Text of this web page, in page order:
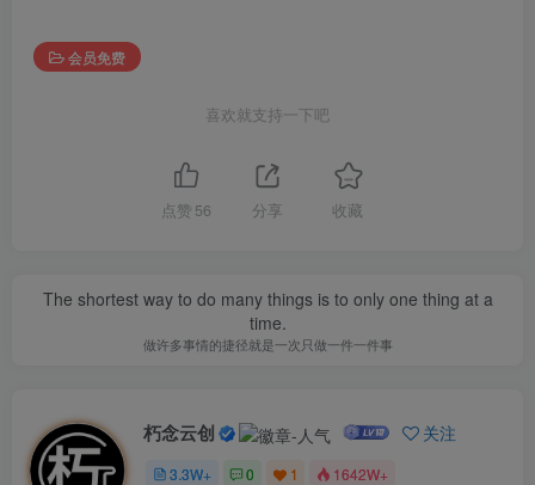
会员免费
喜欢就支持一下吧
点赞 56 分享 收藏
The shortest way to do many things is to only one thing at a
time.
做许多事情的捷径就是一次只做一件一件事
朽念云创 关注
3.3W+ 0 1 1642W+